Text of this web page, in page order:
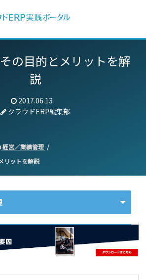
の目的とメリットを解
説
2017.06.13
クラウドERP編集部
経営／業績管理
リットを解説